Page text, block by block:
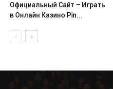
Официальный Сайт – Играть
в Онлайн Казино Pin...